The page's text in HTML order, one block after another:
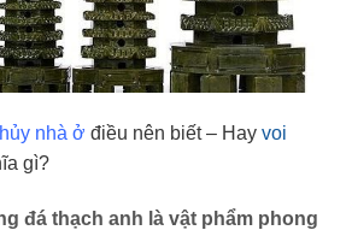
nhà ở điều nên biết – Hay voi
gì?
đá thạch anh là vật phẩm phong